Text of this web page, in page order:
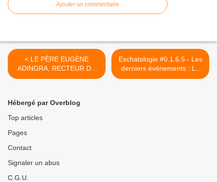
Ajouter un commentaire
< LE PÈRE EUGÈNE
ADINGRA, RECTEUR DU
SANCTUAIRE MARIAL
L'AFFAIRE DE BÉNIR LES
COUPLES HOMOSEXUELS
Eschatologie #0.1.6.5 - Les
derniers événements : La
fin du monde >
Hébergé par Overblog
Top articles
Pages
Contact
Signaler un abus
C.G.U.